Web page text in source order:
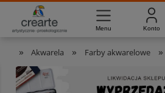
» Akwarela » Farby akwarelowe »
Masz pytania? 733-012-789 Pon. -